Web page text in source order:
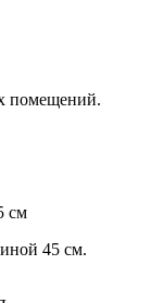
помещений.
см
45 см.